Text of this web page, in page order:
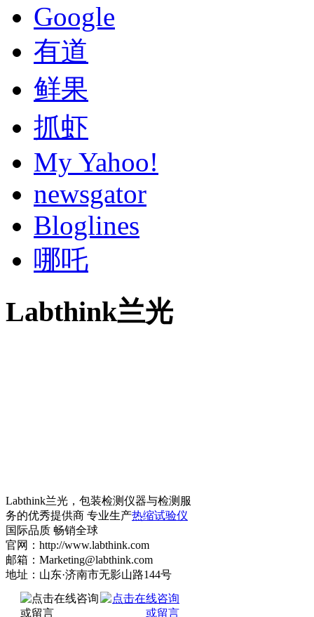
Google
有道
鲜果
抓虾
My Yahoo!
newsgator
Bloglines
哪吒
Labthink兰光
Labthink兰光，包装检测仪器与检测服
务的优秀提供商 专业生产热缩试验仪
国际品质 畅销全球
官网：http://www.labthink.com
邮箱：Marketing@labthink.com
地址：山东·济南市无影山路144号